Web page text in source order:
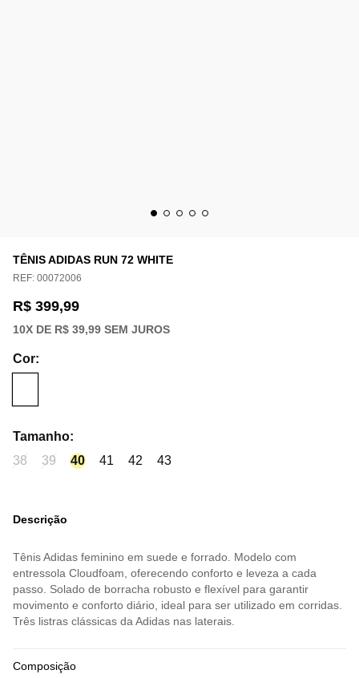
TÊNIS ADIDAS RUN 72 WHITE
REF: 00072006
R$ 399,99
10X DE R$ 39,99 SEM JUROS
Cor:
Tamanho:
38
39 40 41 42 43
Descrição
Tênis Adidas feminino em suede e forrado. Modelo com
entressola Cloudfoam, oferecendo conforto e leveza a cada
passo. Solado de borracha robusto e flexível para garantir
movimento e conforto diário, ideal para ser utilizado em corridas.
Três listras clássicas da Adidas nas laterais.
Composição